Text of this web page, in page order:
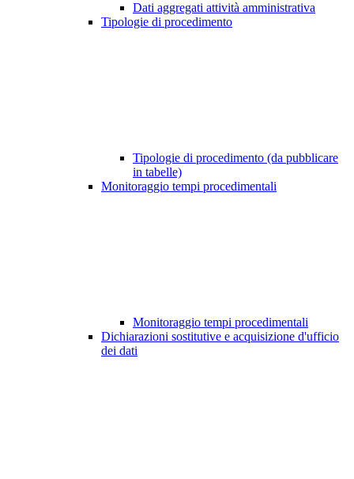
Dati aggregati attività amministrativa
Tipologie di procedimento
Tipologie di procedimento (da pubblicare
in tabelle)
Monitoraggio tempi procedimentali
Monitoraggio tempi procedimentali
Dichiarazioni sostitutive e acquisizione d'ufficio
dei dati